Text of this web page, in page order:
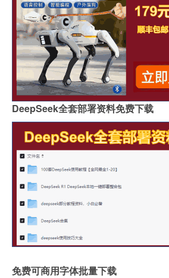
DeepSeek全套部署资料免费下载
免费可商用字体批量下载